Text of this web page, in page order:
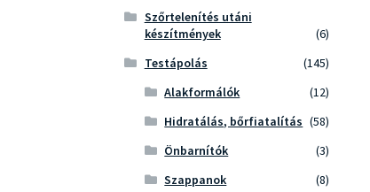
Szőrtelenítés utáni
készítmények
(6)
Testápolás
(145)
Alakformálók
(12)
Hidratálás, bőrfiatalítás (58)
Önbarnítók
(3)
Szappanok
(8)